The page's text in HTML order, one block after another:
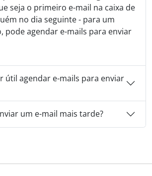
seja o primeiro e-mail na caixa de
no dia seguinte - para um
pode agendar e-mails para enviar
útil agendar e-mails para enviar
um e-mail mais tarde?